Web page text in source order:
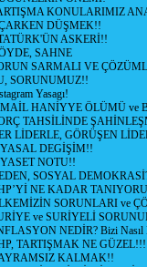
KONULARIMIZ
DÜŞMEK!!
ASKERİ!!
SAHNE
SARMALI VE
SORUNUMUZ!!
Yasagı!
HANİYYE ÖLÜMÜ ve
TAHSİLİNDE
LİDERLE, GÖRÜŞEN
DEGİŞİM!!
NOTU!!
SOSYAL
NE KADAR
SORUNLARI ve
ve SURİYELİ
NEDİR? Bizi Nasıl
TARTIŞMAK NE GÜZEL!!!
KALMAK!!